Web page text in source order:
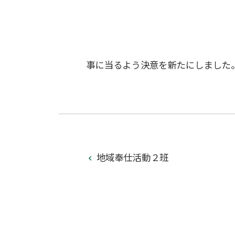
事に当るよう決意を新たにしました。
 地域奉仕活動２班